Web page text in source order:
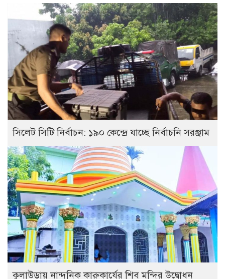
সিলেট সিটি নির্বাচন: ১৯০ কেন্দ্রে যাচ্ছে নির্বাচনি সরঞ্জাম
কুলাউড়ায় নান্দনিক কারুকার্যের শিব মন্দির উদ্বোধন